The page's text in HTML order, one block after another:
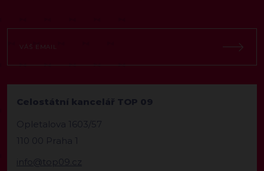
Celostátní kancelář TOP 09
Opletalova 1603/57
110 00 Praha 1
info@top09.cz